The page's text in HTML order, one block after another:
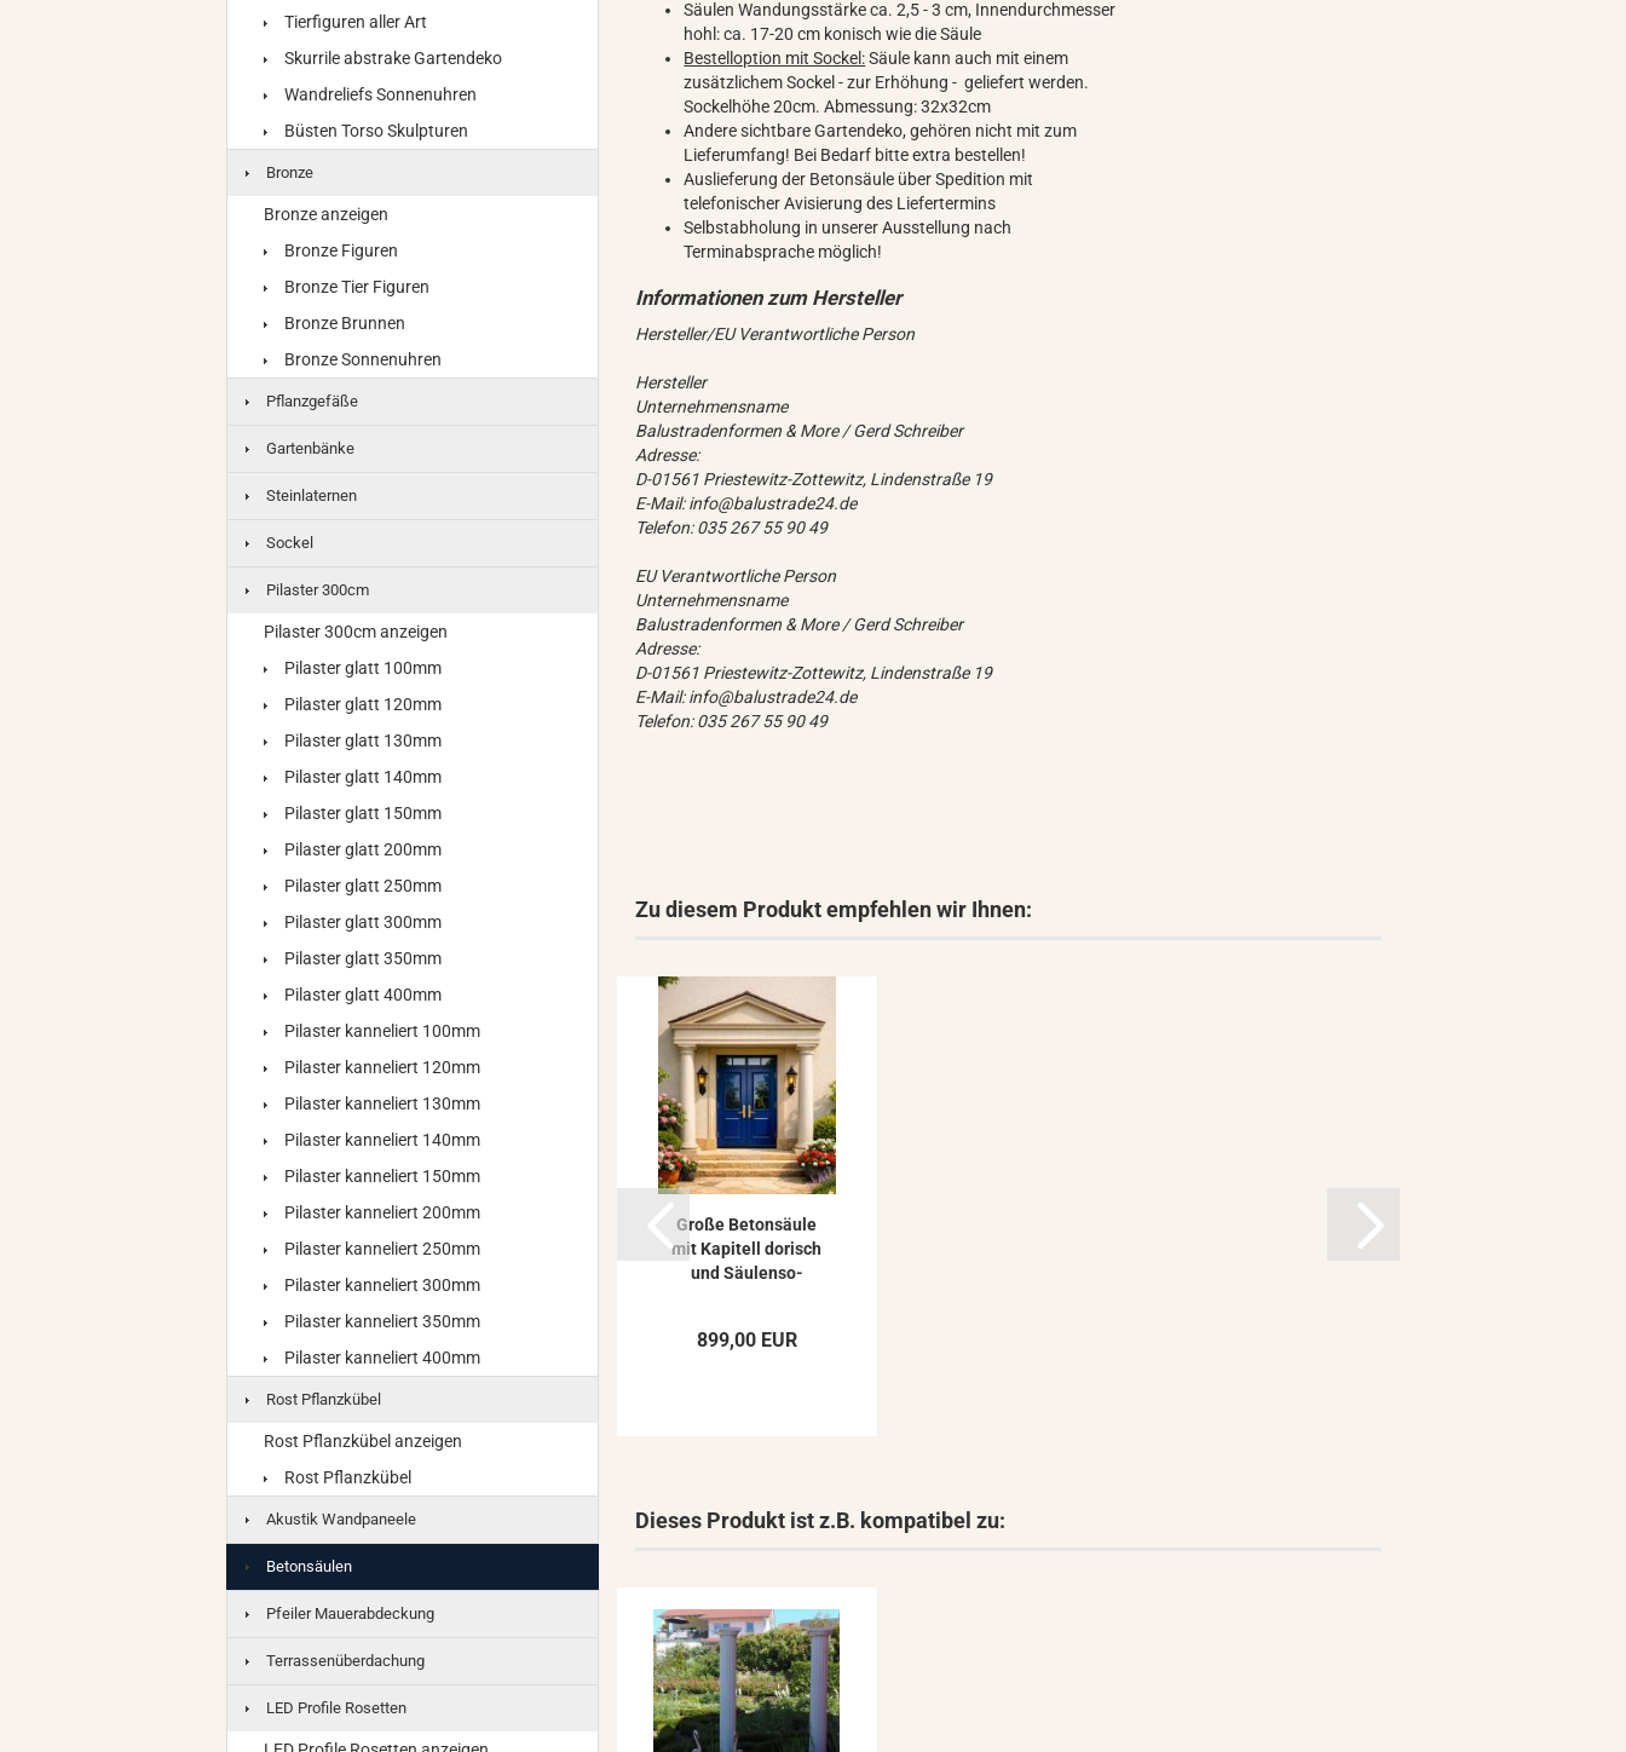
Säulen Wandungsstärke ca. 2,5 - 3 cm, Innendurchmesser
hohl: ca. 17-20 cm konisch wie die Säule
Bestelloption mit Sockel:Säule kann auch mit einem
zusätzlichem Sockel - zur Erhöhung - geliefert werden.
Sockelhöhe 20cm. Abmessung: 32x32cm
Andere sichtbare Gartendeko, gehören nicht mit zum
Lieferumfang! Bei Bedarf bitte extra bestellen!
Auslieferung der Betonsäule über Spedition mit
telefonischer Avisierung des Liefertermins
Selbstabholung in unserer Ausstellung nach
Terminabsprache möglich!
Hersteller/EU Verantwortliche Person
Hersteller
Unternehmensname
Balustradenformen & More / Gerd Schreiber
Adresse:
D-01561 Priestewitz-Zottewitz, Lindenstraße 19
E-Mail: info@balustrade24.de
Telefon: 035 267 55 90 49
EU Verantwortliche Person
Unternehmensname
Balustradenformen & More / Gerd Schreiber
Adresse:
D-01561 Priestewitz-Zottewitz, Lindenstraße 19
E-Mail: info@balustrade24.de
Telefon: 035 267 55 90 49
Zu diesem Produkt empfehlen wir Ihnen:
Große Be­ton­säu­le
mit Ka­pi­tell do­risch
und Säu­len­so­
899,00 EUR
Dieses Produkt ist z.B. kompatibel zu:
Tierfiguren aller Art
Skurrile abstrake Gartendeko
Wandreliefs Sonnenuhren
Büsten Torso Skulpturen
Bronze
Bronze anzeigen
Bronze Figuren
Bronze Tier Figuren
Bronze Brunnen
Bronze Sonnenuhren
Pflanzgefäße
Gartenbänke
Steinlaternen
Sockel
Pilaster 300cm
Pilaster 300cm anzeigen
Pilaster glatt 100mm
Pilaster glatt 120mm
Pilaster glatt 130mm
Pilaster glatt 140mm
Pilaster glatt 150mm
Pilaster glatt 200mm
Pilaster glatt 250mm
Pilaster glatt 300mm
Pilaster glatt 350mm
Pilaster glatt 400mm
Pilaster kanneliert 100mm
Pilaster kanneliert 120mm
Pilaster kanneliert 130mm
Pilaster kanneliert 140mm
Pilaster kanneliert 150mm
Pilaster kanneliert 200mm
Pilaster kanneliert 250mm
Pilaster kanneliert 300mm
Pilaster kanneliert 350mm
Pilaster kanneliert 400mm
Rost Pflanzkübel
Rost Pflanzkübel anzeigen
Rost Pflanzkübel
Akustik Wandpaneele
Betonsäulen
Pfeiler Mauerabdeckung
Terrassenüberdachung
LED Profile Rosetten